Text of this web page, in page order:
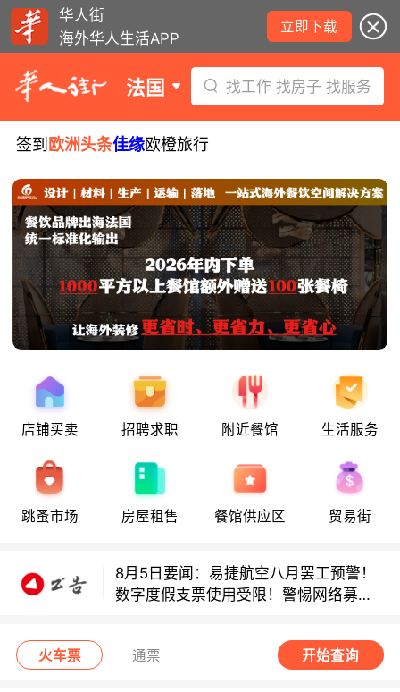
华人街
海外华人生活APP
立即下载
法国 找工作 找房子 找服务
签到 欧洲头条佳缘欧橙旅行
店铺买卖 招聘求职 附近餐馆 生活服务
跳蚤市场 房屋租售 餐馆供应区 贸易街
8月5日要闻：易捷航空八月罢工预警！
数字度假支票使用受限！警惕网络募捐
骗局！
无栏杆收费站逃费将重罚！
多款避孕套因安全缺陷召回！
8月5日要闻：易捷航空八月罢工预警！
数字度假支票使用受限！警惕网络募捐
无栏杆收费站逃费将重罚！
火车票 通票 开始查询